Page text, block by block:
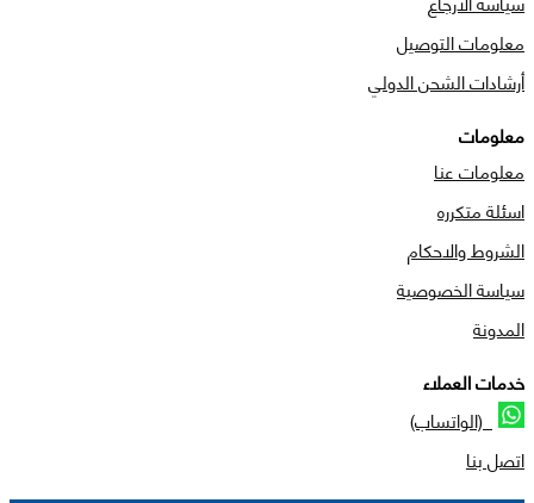
معلومات التوصيل
أرشادات الشحن الدولي
معلومات
معلومات عنا
اسئلة متكرره
الشروط والاحكام
سياسة الخصوصية
المدونة
خدمات العملاء
(الواتساب)
اتصل بنا